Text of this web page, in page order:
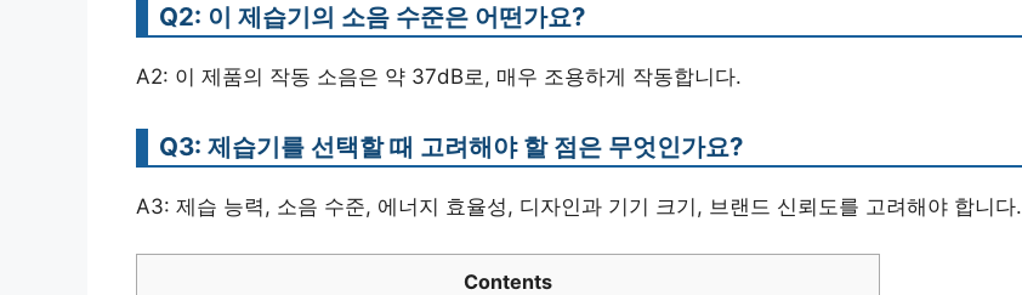
Q2: 이 제습기의 소음 수준은 어떤가요?
A2: 이 제품의 작동 소음은 약 37dB로, 매우 조용하게 작동합니다.
Q3: 제습기를 선택할 때 고려해야 할 점은 무엇인가요?
A3: 제습 능력, 소음 수준, 에너지 효율성, 디자인과 기기 크기, 브랜드 신뢰도를 고려해야 합니다.
Contents